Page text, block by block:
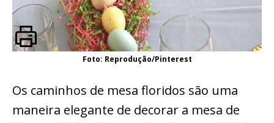
Foto: Reprodução/Pinterest
Os caminhos de mesa floridos são uma
maneira elegante de decorar a mesa de